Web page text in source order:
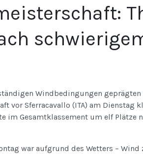
Windbedingungen
vor Sferracavallo (ITA) am Dienstag
Gesamtklassement um elf Plätze
war aufgrund des Wetters –